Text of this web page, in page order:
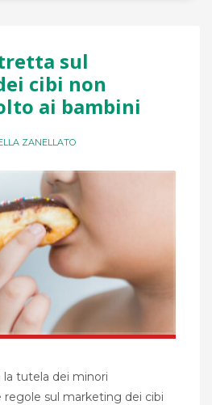
sul
cibi non
ai bambini
ZANELLATO
la tutela dei minori
sul marketing dei cibi